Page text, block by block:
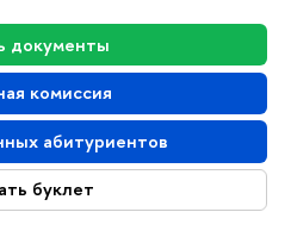
документы
комиссия
абитуриентов
буклет